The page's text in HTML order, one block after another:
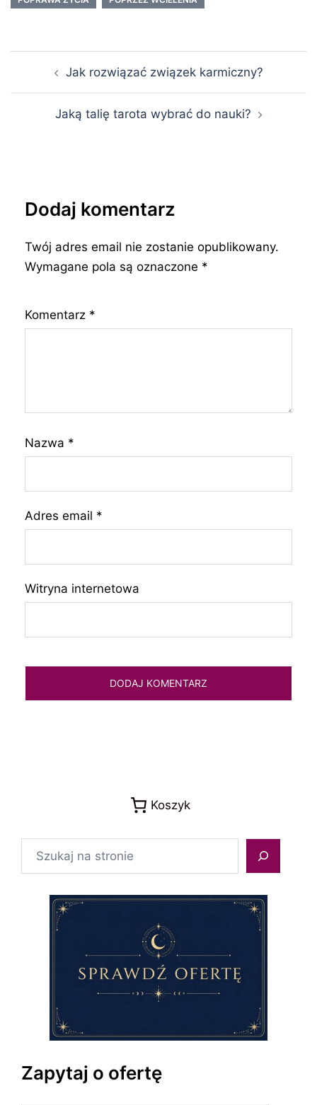
a co
i jak ją
wpisu Jak rozwiązać związek karmiczny?
Jaką talię tarota wybrać do nauki?
Dodaj komentarz
Twój adres email nie zostanie opublikowany.
Wymagane pola są oznaczone *
Komentarz *
Nazwa *
Adres email *
Witryna internetowa
Koszyk
Szukaj
Zapytaj o ofertę